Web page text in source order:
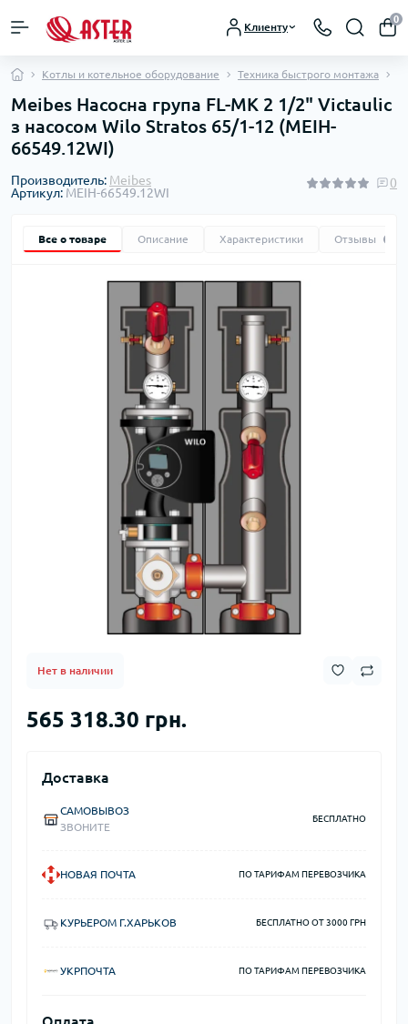
Клиенту
0
Котлы и котельное оборудование Техника быстрого монтажа
Meibes Насосна група FL-MK 2 1/2" Victaulic
з насосом Wilo Stratos 65/1-12 (MEIH-
66549.12WI)
Производитель: Meibes
Артикул: MEIH-66549.12WI
0
Все о товаре Описание Характеристики Отзывы
Нет в наличии
565 318.30 грн.
Доставка
САМОВЫВОЗ
ЗВОНИТЕ
БЕСПЛАТНО
НОВАЯ ПОЧТА ПО ТАРИФАМ ПЕРЕВОЗЧИКА
КУРЬЕРОМ Г.ХАРЬКОВ БЕСПЛАТНО ОТ 3000 ГРН
УКРПОЧТА ПО ТАРИФАМ ПЕРЕВОЗЧИКА